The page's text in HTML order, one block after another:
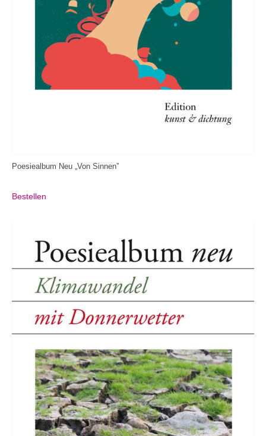
Poesiealbum Neu „Von Sinnen”
Bestellen